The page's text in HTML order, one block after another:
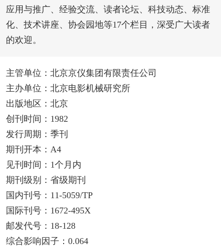
应用与推广、经验交流、读者论坛、科技动态、标准
化、技术讲座、协会园地等17个栏目，深受广大读者
的欢迎。
主管单位：北京京仪集团有限责任公司
主办单位：北京电影机械研究所
出版地区：北京
创刊时间：1982
发行周期：季刊
期刊开本：A4
见刊时间：1个月内
期刊级别：省级期刊
国内刊号：11-5059/TP
国际刊号：1672-495X
邮发代号：18-128
综合影响因子：0.064